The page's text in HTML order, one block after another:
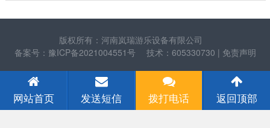
版权所有：河南岚瑞游乐设备有限公司
备案号：豫ICP备2021004551号
技术：605330730 | 免责声明
网站首页 发送短信 拨打电话 返回顶部